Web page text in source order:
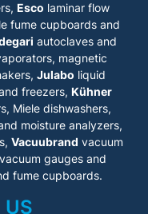
Esco laminar flow
fume cupboards and
autoclaves and
magnetic
Julabo liquid
freezers, Kühner
Miele dishwashers,
moisture analyzers,
Vacuubrand vacuum
gauges and
fume cupboards.
US